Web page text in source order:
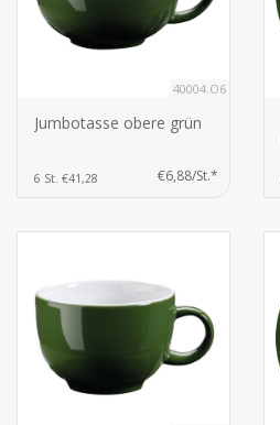
40004.O6
Jumbotasse obere grün
6 St. €41,28 €6,88/St.*